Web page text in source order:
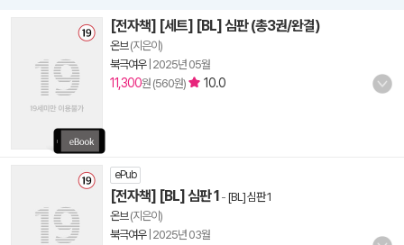
[전자책] [세트] [BL] 심판 (총3권/완결)
온브(지은이)
북극여우| 2025년 05월
11,300원 (560원) 10.0
ePub
[전자책] [BL] 심판 1 - [BL] 심판 1
온브(지은이)
북극여우| 2025년 03월